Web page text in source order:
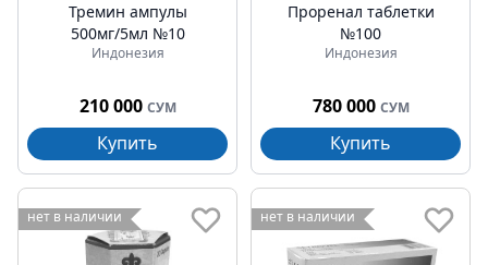
Тремин ампулы
500мг/5мл №10
Индонезия
210 000 СУМ
Купить
Проренал таблетки
№100
Индонезия
780 000 СУМ
Купить
нет в наличии нет в наличии